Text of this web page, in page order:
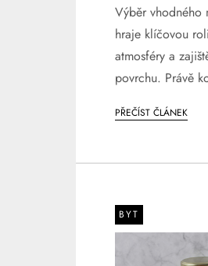
Výběr vhodného
hraje klíčovou
atmosféry a
povrchu. Právě
PŘEČÍST ČLÁNEK
BYT